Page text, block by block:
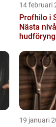
14 februari
Profhilo i
Nästa
19 januari